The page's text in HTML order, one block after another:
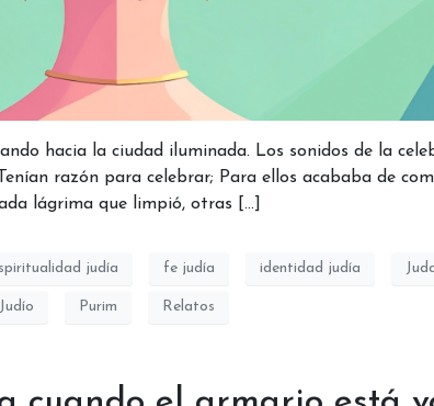
hacia la ciudad iluminada. Los sonidos de la
razón para celebrar; Para ellos acababa de
lágrima que limpió, otras […]
judía fe judía identidad judía
Purim Relatos